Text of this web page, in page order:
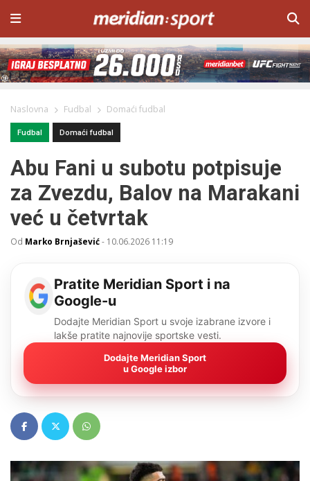
Naslovna Fudbal Domaći fudbal
Fudbal Domaći fudbal
Abu Fani u subotu potpisuje
za Zvezdu, Balov na Marakani
već u četvrtak
Od Marko Brnjašević- 10.06.2026 11:19
Pratite Meridian Sport i na
Google-u
Dodajte Meridian Sport u svoje izabrane izvore i
lakše pratite najnovije sportske vesti.
Dodajte Meridian Sport
u Google izbor